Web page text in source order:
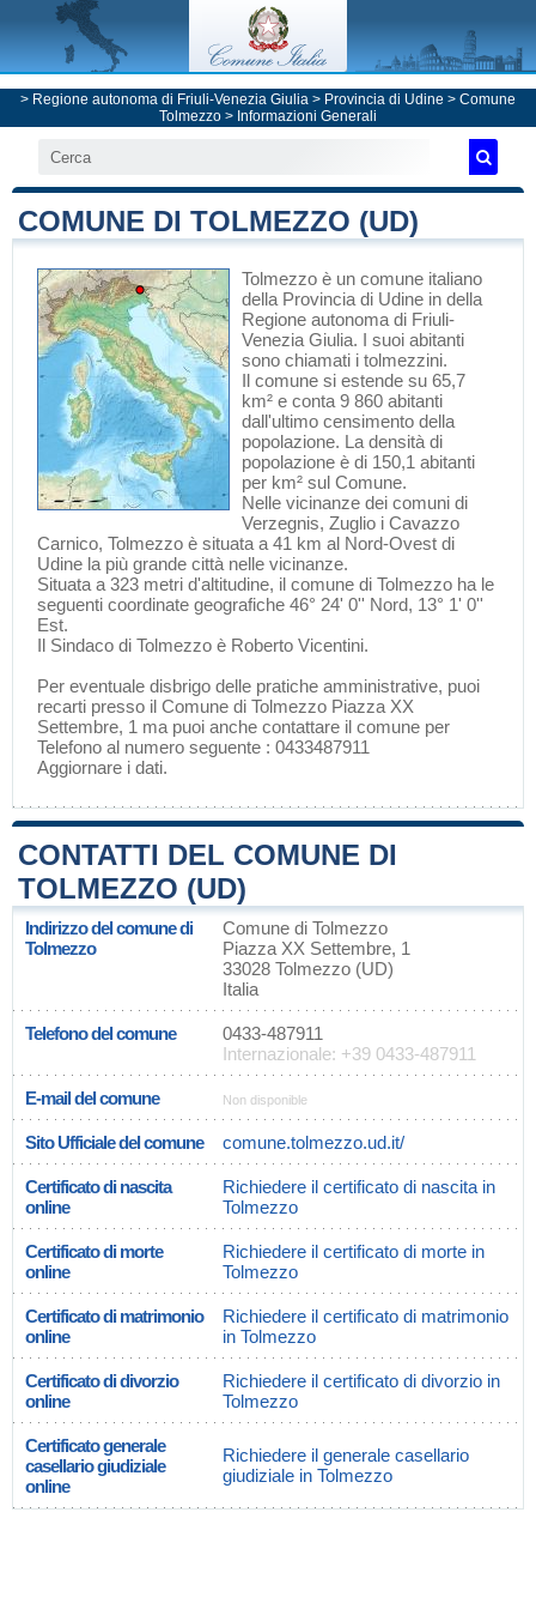
> Regione autonoma di Friuli-Venezia Giulia > Provincia di Udine > Comune
Tolmezzo > Informazioni Generali
COMUNE DI TOLMEZZO (UD)
Tolmezzo è un comune italiano
della Provincia di Udine in della
Regione autonoma di Friuli-
Venezia Giulia. I suoi abitanti
sono chiamati i tolmezzini.
Il comune si estende su 65,7
km² e conta 9 860 abitanti
dall'ultimo censimento della
popolazione. La densità di
popolazione è di 150,1 abitanti
per km² sul Comune.
Nelle vicinanze dei comuni di
Verzegnis, Zuglio i Cavazzo
Carnico, Tolmezzo è situata a 41 km al Nord-Ovest di
Udine la più grande città nelle vicinanze.
Situata a 323 metri d'altitudine, il comune di Tolmezzo ha le
seguenti coordinate geografiche 46° 24' 0'' Nord, 13° 1' 0''
Est.
Il Sindaco di Tolmezzo è Roberto Vicentini.
Per eventuale disbrigo delle pratiche amministrative, puoi
recarti presso il Comune di Tolmezzo Piazza XX
Settembre, 1 ma puoi anche contattare il comune per
Telefono al numero seguente : 0433487911
Aggiornare i dati.
CONTATTI DEL COMUNE DI
TOLMEZZO (UD)
Indirizzo del comune di
Tolmezzo
Comune di Tolmezzo
Piazza XX Settembre, 1
33028 Tolmezzo (UD)
Italia
Telefono del comune
0433-487911
Internazionale: +39 0433-487911
E-mail del comune Non disponible
Sito Ufficiale del comune comune.tolmezzo.ud.it/
Certificato di nascita
online
Richiedere il certificato di nascita in
Tolmezzo
Certificato di morte
online
Richiedere il certificato di morte in
Tolmezzo
Certificato di matrimonio
online
Richiedere il certificato di matrimonio
in Tolmezzo
Certificato di divorzio
online
Richiedere il certificato di divorzio in
Tolmezzo
Certificato generale
casellario giudiziale
online
Richiedere il generale casellario
giudiziale in Tolmezzo